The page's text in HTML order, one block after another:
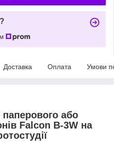
Доставка Оплата Умови
або
Falcon B-3W на